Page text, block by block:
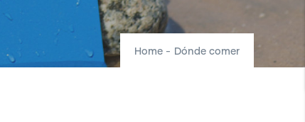
Home - Dónde comer